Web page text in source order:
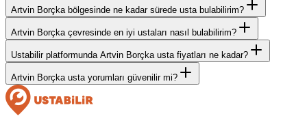
Artvin Borçka bölgesinde ne kadar sürede usta bulabilirim?
Artvin Borçka çevresinde en iyi ustaları nasıl bulabilirim?
Ustabilir platformunda Artvin Borçka usta fiyatları ne kadar?
Artvin Borçka usta yorumları güvenilir mi?